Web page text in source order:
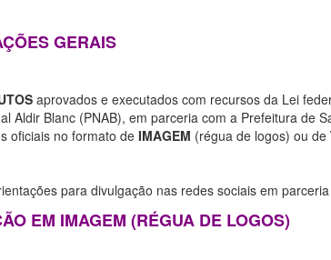
GERAIS
aprovados e executados com recursos da Lei
Aldir Blanc (PNAB), em parceria com a Prefeitura de
oficiais no formato de IMAGEM (régua de logos) ou de
para divulgação nas redes sociais em
EM IMAGEM (RÉGUA DE LOGOS)